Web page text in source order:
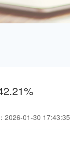
2026-01-30 17:43:35